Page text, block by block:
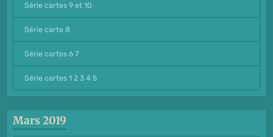
Série cartes 9 et 10
Série carte 8
Série cartes 6 7
Série cartes 1 2 3 4 5
Mars 2019